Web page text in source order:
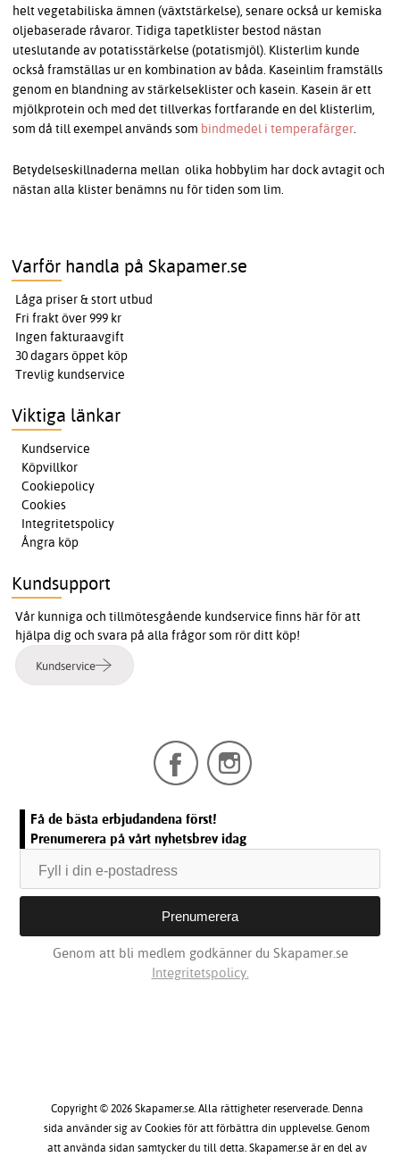
helt vegetabiliska ämnen (växtstärkelse), senare också ur kemiska
oljebaserade råvaror. Tidiga tapetklister bestod nästan
uteslutande av potatisstärkelse (potatismjöl). Klisterlim kunde
också framställas ur en kombination av båda. Kaseinlim framställs
genom en blandning av stärkelseklister och kasein. Kasein är ett
mjölkprotein och med det tillverkas fortfarande en del klisterlim,
som då till exempel används som bindmedel i temperafärger.
Betydelseskillnaderna mellan olika hobbylim har dock avtagit och
nästan alla klister benämns nu för tiden som lim.
Varför handla på Skapamer.se
Låga priser & stort utbud
Fri frakt över 999 kr
Ingen fakturaavgift
30 dagars öppet köp
Trevlig kundservice
Viktiga länkar
Kundservice
Köpvillkor
Cookiepolicy
Cookies
Integritetspolicy
Ångra köp
Kundsupport
Vår kunniga och tillmötesgående kundservice finns här för att
hjälpa dig och svara på alla frågor som rör ditt köp!
Kundservice
Få de bästa erbjudandena först!
Prenumerera på vårt nyhetsbrev idag
Genom att bli medlem godkänner du Skapamer.se
Integritetspolicy.
Copyright © 2026 Skapamer.se. Alla rättigheter reserverade. Denna
sida använder sig av Cookies för att förbättra din upplevelse. Genom
att använda sidan samtycker du till detta. Skapamer.se är en del av